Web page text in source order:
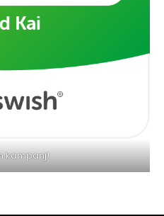
kampanj!